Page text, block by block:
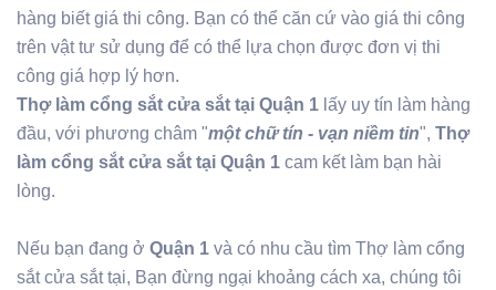
hàng biết giá thi công. Bạn có thể căn cứ vào giá thi công
trên vật tư sử dụng để có thể lựa chọn được đơn vị thi
công giá hợp lý hơn.
Thợ làm cổng sắt cửa sắt tại Quận 1 lấy uy tín làm hàng
đầu, với phương châm "một chữ tín - vạn niềm tin", Thợ
làm cổng sắt cửa sắt tại Quận 1 cam kết làm bạn hài
lòng.
Nếu bạn đang ở Quận 1 và có nhu cầu tìm Thợ làm cổng
sắt cửa sắt tại, Bạn đừng ngại khoảng cách xa, chúng tôi